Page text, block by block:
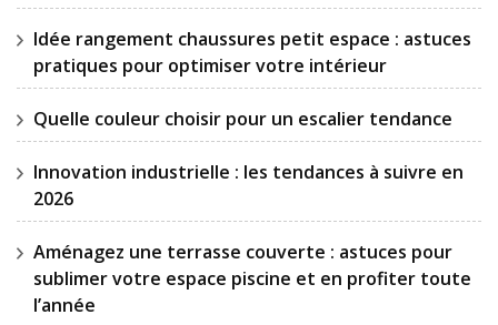
Idée rangement chaussures petit espace : astuces
pratiques pour optimiser votre intérieur
Quelle couleur choisir pour un escalier tendance
Innovation industrielle : les tendances à suivre en
2026
Aménagez une terrasse couverte : astuces pour
sublimer votre espace piscine et en profiter toute
l’année